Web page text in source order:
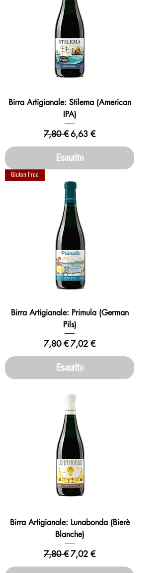
Birra Artigianale: Stilema (American
IPA)
Prezzo regolare
7,80 €Prezzo scontato
6,63 €
Esaurito
Gluten Free
Birra Artigianale: Primula (German
Pils)
Prezzo regolare
7,80 €Prezzo scontato
7,02 €
Esaurito
Birra Artigianale: Lunabonda (Bierè
Blanche)
Prezzo regolare
7,80 €Prezzo scontato
7,02 €